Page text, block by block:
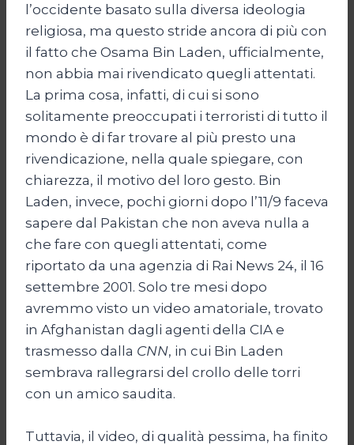
l’occidente basato sulla diversa ideologia
religiosa, ma questo stride ancora di più con
il fatto che Osama Bin Laden, ufficialmente,
non abbia mai rivendicato quegli attentati.
La prima cosa, infatti, di cui si sono
solitamente preoccupati i terroristi di tutto il
mondo è di far trovare al più presto una
rivendicazione, nella quale spiegare, con
chiarezza, il motivo del loro gesto. Bin
Laden, invece, pochi giorni dopo l’11/9 faceva
sapere dal Pakistan che non aveva nulla a
che fare con quegli attentati, come
riportato da una agenzia di Rai News 24, il 16
settembre 2001. Solo tre mesi dopo
avremmo visto un video amatoriale, trovato
in Afghanistan dagli agenti della CIA e
trasmesso dalla CNN, in cui Bin Laden
sembrava rallegrarsi del crollo delle torri
con un amico saudita.
Tuttavia, il video, di qualità pessima, ha finito